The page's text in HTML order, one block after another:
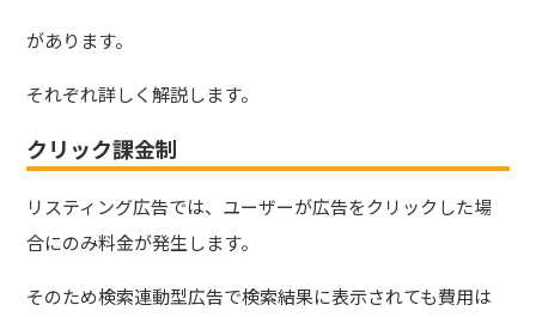
があります。
それぞれ詳しく解説します。
クリック課金制
リスティング広告では、ユーザーが広告をクリックした場
合にのみ料金が発生します。
そのため検索連動型広告で検索結果に表示されても費用は